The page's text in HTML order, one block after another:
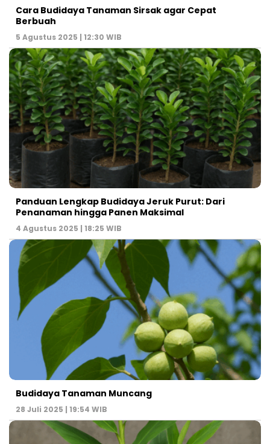
Cara Budidaya Tanaman Sirsak agar Cepat
Berbuah
5 Agustus 2025 | 12:30 WIB
Panduan Lengkap Budidaya Jeruk Purut: Dari
Penanaman hingga Panen Maksimal
4 Agustus 2025 | 18:25 WIB
Budidaya Tanaman Muncang
28 Juli 2025 | 19:54 WIB